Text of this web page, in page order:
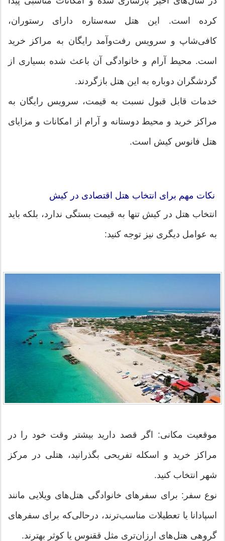
کرده است. این هتل سه‌ستاره دارای رستوران،
کافی‌شاپ و سرویس رفت‌وآمد رایگان به مراکز خرید
است. محیط آرام و خانوادگی آن باعث شده بسیاری از
گردشگران دوباره به این هتل بازگردند.
خدمات قابل قبول نسبت به قیمت، سرویس رایگان به
مراکز خرید و محیط دوستانه و آرام از امکانات و مزایای
هتل فانوس کیش است.
نکات مهم برای انتخاب هتل اقتصادی در کیش
انتخاب هتل در کیش تنها به قیمت بستگی ندارد، بلکه باید
به عوامل دیگری نیز توجه کنید:
موقعیت مکانی: اگر قصد دارید بیشتر وقت خود را در
مراکز خرید و اسکله تفریحی بگذرانید، هتلی در مرکز
شهر انتخاب کنید.
نوع سفر: برای سفرهای خانوادگی هتل‌های ویلایی مانند
اسپادانا یا تعطیلات مناسب‌ترند، درحالی‌که برای سفرهای
گروهی هتل‌های ارزان‌تری مثل ققنوس یا کوثر بهترند.